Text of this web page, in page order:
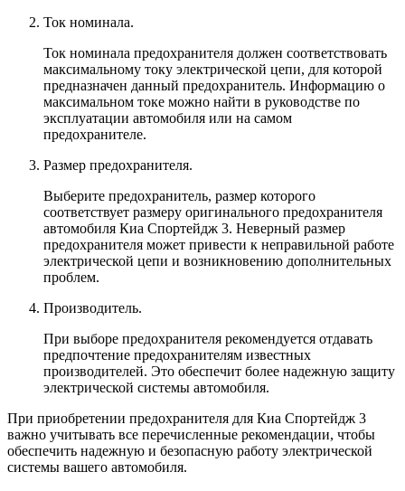
Ток номинала.
Ток номинала предохранителя должен соответствовать
максимальному току электрической цепи, для которой
предназначен данный предохранитель. Информацию о
максимальном токе можно найти в руководстве по
эксплуатации автомобиля или на самом
предохранителе.
Размер предохранителя.
Выберите предохранитель, размер которого
соответствует размеру оригинального предохранителя
автомобиля Киа Спортейдж 3. Неверный размер
предохранителя может привести к неправильной работе
электрической цепи и возникновению дополнительных
проблем.
Производитель.
При выборе предохранителя рекомендуется отдавать
предпочтение предохранителям известных
производителей. Это обеспечит более надежную защиту
электрической системы автомобиля.
При приобретении предохранителя для Киа Спортейдж 3
важно учитывать все перечисленные рекомендации, чтобы
обеспечить надежную и безопасную работу электрической
системы вашего автомобиля.